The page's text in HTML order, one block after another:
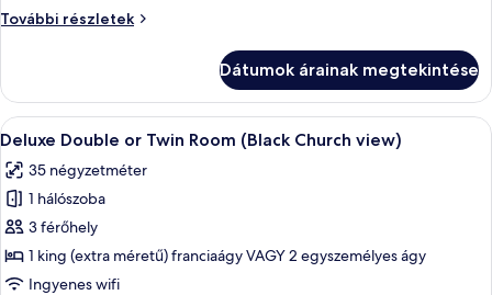
További részletek
Deluxe
Dátumok árainak megtekintése
A
következő
szoba
összes
képének
megtekintése:
Deluxe
Egy szállodai szoba, amelyben egy
19
Deluxe Double or Twin Room (Black Church view)
35 négyzetméter
1 hálószoba
3 férőhely
1 king (extra méretű) franciaágy VAGY 2 egyszemélyes ágy
Ingyenes wifi